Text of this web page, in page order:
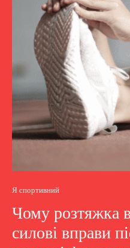
Я спортивний
Чому розтяжка
силові вправи